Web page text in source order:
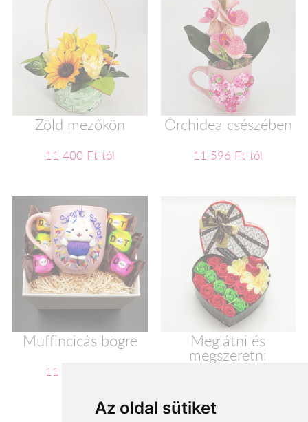
Az oldal sütiket
Zöld mezőkön
11 400 Ft-tól
Orchidea csészében
11 596 Ft-tól
Muffincicás bögre
11 600 Ft-tól
Meglátni és
megszeretni